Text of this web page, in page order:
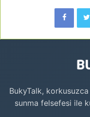
BukyTalk,
sunma felsefesi ile